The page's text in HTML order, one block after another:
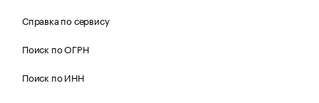
Справка по сервису
Поиск по ОГРН
Поиск по ИНН